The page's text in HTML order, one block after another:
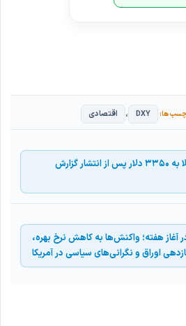
DXY ، اقتصادی
اخبار اونس طلا: صعود طلا به ۳۳۵۰ دلار پس از انتشار گزارش
آغاز هفته؛ واکنش‌ها به کاهش نرخ بهره،
اوراق و نگرانی‌های سیاسی در آمریکا